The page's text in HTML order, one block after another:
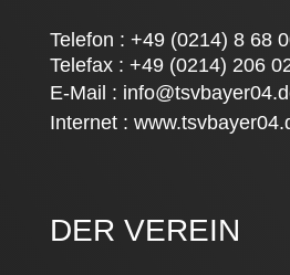
Telefon : +49 (0214) 8 68
Telefax : +49 (0214) 206
E-Mail :
Internet :
DER VEREIN